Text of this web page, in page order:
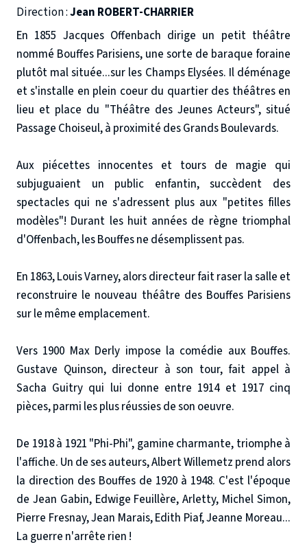
Direction:Jean ROBERT-CHARRIER
En 1855 Jacques Offenbach dirige un petit théâtre
nommé Bouffes Parisiens, une sorte de baraque foraine
plutôt mal située...sur les Champs Elysées. Il déménage
et s'installe en plein coeur du quartier des théâtres en
lieu et place du "Théâtre des Jeunes Acteurs", situé
Passage Choiseul, à proximité des Grands Boulevards.
Aux piécettes innocentes et tours de magie qui
subjuguaient un public enfantin, succèdent des
spectacles qui ne s'adressent plus aux "petites filles
modèles"! Durant les huit années de règne triomphal
d'Offenbach, les Bouffes ne désemplissent pas.
En 1863, Louis Varney, alors directeur fait raser la salle et
reconstruire le nouveau théâtre des Bouffes Parisiens
sur le même emplacement.
Vers 1900 Max Derly impose la comédie aux Bouffes.
Gustave Quinson, directeur à son tour, fait appel à
Sacha Guitry qui lui donne entre 1914 et 1917 cinq
pièces, parmi les plus réussies de son oeuvre.
De 1918 à 1921 "Phi-Phi", gamine charmante, triomphe à
l'affiche. Un de ses auteurs, Albert Willemetz prend alors
la direction des Bouffes de 1920 à 1948. C'est l'époque
de Jean Gabin, Edwige Feuillère, Arletty, Michel Simon,
Pierre Fresnay, Jean Marais, Edith Piaf, Jeanne Moreau...
La guerre n'arrête rien !